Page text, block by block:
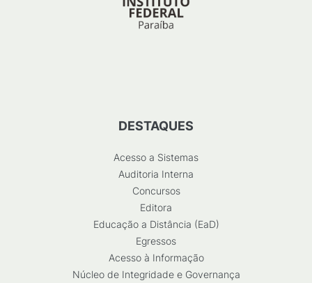
DESTAQUES
Acesso a Sistemas
Auditoria Interna
Concursos
Editora
Educação a Distância (EaD)
Egressos
Acesso à Informação
Núcleo de Integridade e Governança